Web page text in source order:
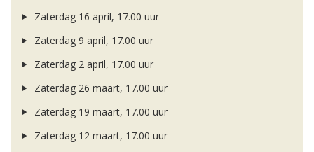
Zaterdag 16 april, 17.00 uur
Zaterdag 9 april, 17.00 uur
Zaterdag 2 april, 17.00 uur
Zaterdag 26 maart, 17.00 uur
Zaterdag 19 maart, 17.00 uur
Zaterdag 12 maart, 17.00 uur